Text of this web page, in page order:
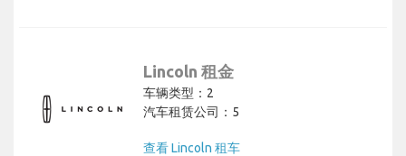
Lincoln 租金
车辆类型：2
汽车租赁公司：5
查看 Lincoln 租车